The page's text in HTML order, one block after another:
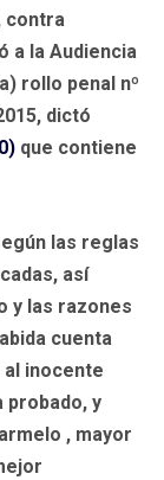
contra
a la Audiencia
rollo penal nº
dictó
que contiene
las reglas
así
y las razones
cuenta
inocente
probado, y
, mayor